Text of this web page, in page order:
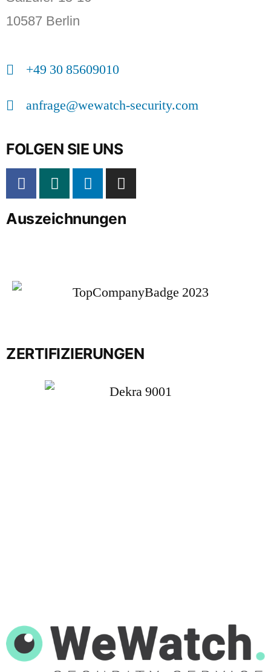
10587 Berlin
+49 30 85609010
anfrage@wewatch-security.com
FOLGEN SIE UNS
Auszeichnungen
ZERTIFIZIERUNGEN